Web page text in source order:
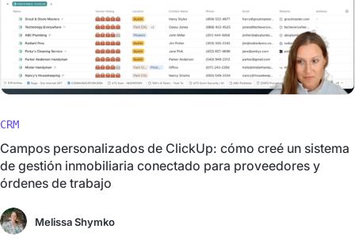
CRM
Campos personalizados de ClickUp: cómo creé un sistema
de gestión inmobiliaria conectado para proveedores y
órdenes de trabajo
Melissa Shymko